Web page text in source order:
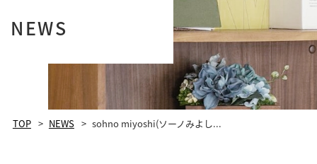
NEWS
TOP NEWS sohno miyoshi(ソーノみよし...